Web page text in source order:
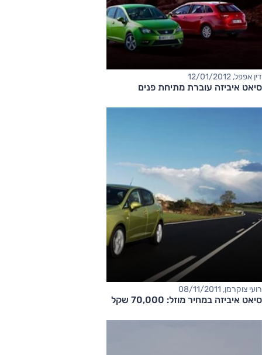
דין אפפל, 12/01/2012
סיאט איביזה עוברת מתיחת פנים
רועי צוקרמן, 08/11/2011
סיאט איביזה במחיר מוזל: 70,000 שקל